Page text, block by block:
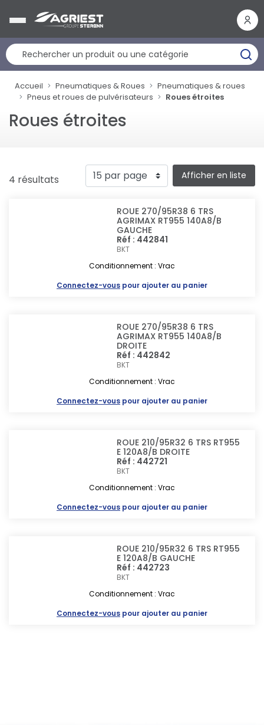
Accueil Pneumatiques & Roues
Pneumatiques & roues
Pneus et roues de pulvérisateurs
Roues étroites
Roues étroites
4 résultats Afficher en liste
ROUE 270/95R38 6 TRS
AGRIMAX RT955 140A8/B
GAUCHE
Réf : 442841
BKT
Conditionnement : Vrac
Connectez-vous pour ajouter au panier
ROUE 270/95R38 6 TRS
AGRIMAX RT955 140A8/B
DROITE
Réf : 442842
BKT
Conditionnement : Vrac
Connectez-vous pour ajouter au panier
ROUE 210/95R32 6 TRS RT955
E 120A8/B DROITE
Réf : 442721
BKT
Conditionnement : Vrac
Connectez-vous pour ajouter au panier
ROUE 210/95R32 6 TRS RT955
E 120A8/B GAUCHE
Réf : 442723
BKT
Conditionnement : Vrac
Connectez-vous pour ajouter au panier